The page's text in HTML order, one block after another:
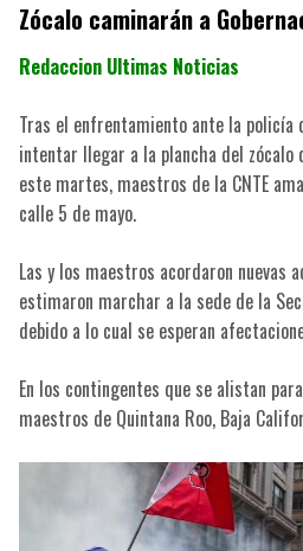
Zócalo caminarán a
Redaccion Ultimas Noticias
Tras el enfrentamiento ante la policía
intentar llegar a la plancha del zócalo
este martes, maestros de la CNTE
calle 5 de mayo.
Las y los maestros acordaron nuevas
estimaron marchar a la sede de la
debido a lo cual se esperan
En los contingentes que se alistan
maestros de Quintana Roo, Baja